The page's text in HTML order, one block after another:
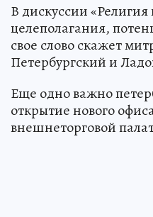
В дискуссии
целеполагания,
свое слово скажет
Петербургский и
Еще одно важно
открытие нового
внешнеторговой